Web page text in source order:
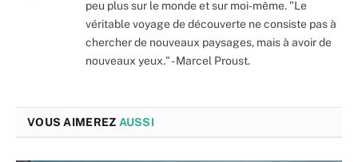
peu plus sur le monde et sur moi-même. "Le
véritable voyage de découverte ne consiste pas à
chercher de nouveaux paysages, mais à avoir de
nouveaux yeux." - Marcel Proust.
VOUS AIMEREZ AUSSI